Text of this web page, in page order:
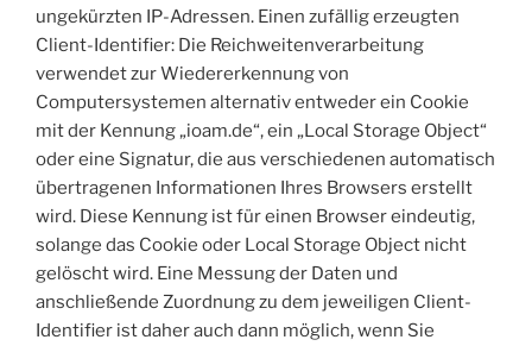
ungekürzten IP-Adressen. Einen zufällig erzeugten
Client-Identifier: Die Reichweitenverarbeitung
verwendet zur Wiedererkennung von
Computersystemen alternativ entweder ein Cookie
mit der Kennung „ioam.de“, ein „Local Storage Object“
oder eine Signatur, die aus verschiedenen automatisch
übertragenen Informationen Ihres Browsers erstellt
wird. Diese Kennung ist für einen Browser eindeutig,
solange das Cookie oder Local Storage Object nicht
gelöscht wird. Eine Messung der Daten und
anschließende Zuordnung zu dem jeweiligen Client-
Identifier ist daher auch dann möglich, wenn Sie